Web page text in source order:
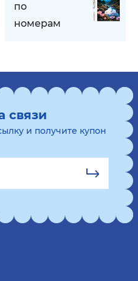
по
номерам
связи
и получите купон